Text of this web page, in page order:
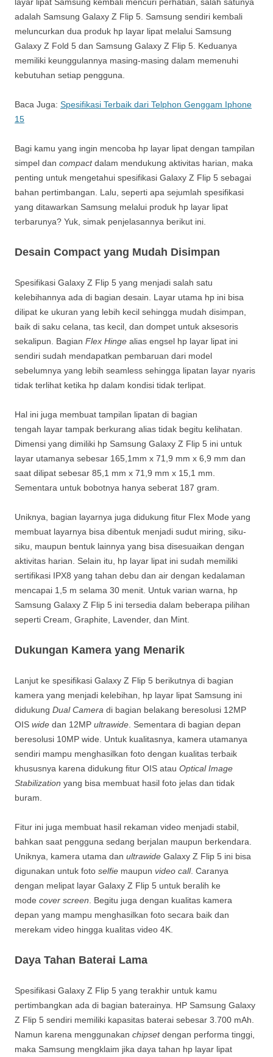
adalah Samsung Galaxy Z Flip 5. Samsung sendiri kembali
meluncurkan dua produk hp layar lipat melalui Samsung
Galaxy Z Fold 5 dan Samsung Galaxy Z Flip 5. Keduanya
memiliki keunggulannya masing-masing dalam memenuhi
kebutuhan setiap pengguna.
Baca Juga: Spesifikasi Terbaik dari Telphon Genggam Iphone
15
Bagi kamu yang ingin mencoba hp layar lipat dengan tampilan
simpel dan compactdalam mendukung aktivitas harian, maka
penting untuk mengetahui spesifikasi Galaxy Z Flip 5 sebagai
bahan pertimbangan. Lalu, seperti apa sejumlah spesifikasi
yang ditawarkan Samsung melalui produk hp layar lipat
terbarunya? Yuk, simak penjelasannya berikut ini.
Desain Compact yang Mudah Disimpan
Spesifikasi Galaxy Z Flip 5 yang menjadi salah satu
kelebihannya ada di bagian desain. Layar utama hp ini bisa
dilipat ke ukuran yang lebih kecil sehingga mudah disimpan,
baik di saku celana, tas kecil, dan dompet untuk aksesoris
sekalipun. Bagian Flex Hinge alias engsel hp layar lipat ini
sendiri sudah mendapatkan pembaruan dari model
sebelumnya yang lebih seamless sehingga lipatan layar nyaris
tidak terlihat ketika hp dalam kondisi tidak terlipat.
Hal ini juga membuat tampilan lipatan di bagian
tengah layar tampak berkurang alias tidak begitu kelihatan.
Dimensi yang dimiliki hp Samsung Galaxy Z Flip 5 ini untuk
layar utamanya sebesar 165,1mm x 71,9 mm x 6,9 mm dan
saat dilipat sebesar 85,1 mm x 71,9 mm x 15,1 mm.
Sementara untuk bobotnya hanya seberat 187 gram.
Uniknya, bagian layarnya juga didukung fitur Flex Mode yang
membuat layarnya bisa dibentuk menjadi sudut miring, siku-
siku, maupun bentuk lainnya yang bisa disesuaikan dengan
aktivitas harian. Selain itu, hp layar lipat ini sudah memiliki
sertifikasi IPX8 yang tahan debu dan air dengan kedalaman
mencapai 1,5 m selama 30 menit. Untuk varian warna, hp
Samsung Galaxy Z Flip 5 ini tersedia dalam beberapa pilihan
seperti Cream, Graphite, Lavender, dan Mint.
Dukungan Kamera yang Menarik
Lanjut ke spesifikasi Galaxy Z Flip 5 berikutnya di bagian
kamera yang menjadi kelebihan, hp layar lipat Samsung ini
didukung Dual Camera di bagian belakang beresolusi 12MP
OIS wide dan 12MP ultrawide . Sementara di bagian depan
beresolusi 10MP wide. Untuk kualitasnya, kamera utamanya
sendiri mampu menghasilkan foto dengan kualitas terbaik
khususnya karena didukung fitur OIS atau Optical Image
Stabilization yang bisa membuat hasil foto jelas dan tidak
buram.
Fitur ini juga membuat hasil rekaman video menjadi stabil,
bahkan saat pengguna sedang berjalan maupun berkendara.
Uniknya, kamera utama dan ultrawide Galaxy Z Flip 5 ini bisa
digunakan untuk foto selfie maupun video call. Caranya
dengan melipat layar Galaxy Z Flip 5 untuk beralih ke
mode cover screen . Begitu juga dengan kualitas kamera
depan yang mampu menghasilkan foto secara baik dan
merekam video hingga kualitas video 4K.
Daya Tahan Baterai Lama
Spesifikasi Galaxy Z Flip 5 yang terakhir untuk kamu
pertimbangkan ada di bagian baterainya. HP Samsung Galaxy
Z Flip 5 sendiri memiliki kapasitas baterai sebesar 3.700 mAh.
Namun karena menggunakan chipsetdengan performa tinggi,
maka Samsung mengklaim jika daya tahan hp layar lipat